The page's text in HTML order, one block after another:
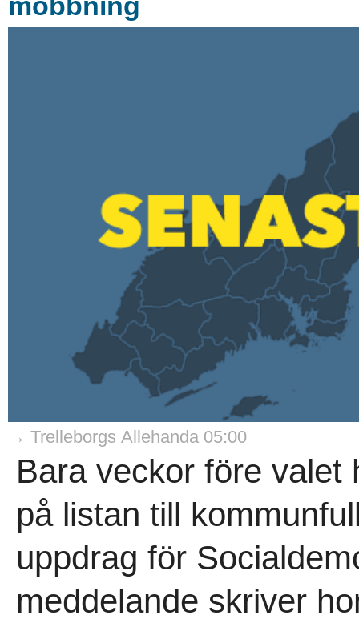
→ Trelleborgs Allehanda 05:00
Bara veckor före valet
på listan till
uppdrag för
meddelande skriver